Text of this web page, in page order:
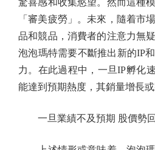
「審美疲勞」。未來，隨着市
品和競品，消費者的注意力無
泡泡瑪特需要不斷推出新的IP
力。在此過程中，一旦IP孵化
能達到預期熱度，其銷量增長或
一旦業績不及預期 股價勢